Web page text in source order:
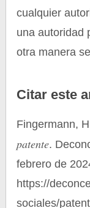
cualquier
una autoridad
otra manera
Citar este
Fingermann,
patente.
febrero de
https://
sociales/